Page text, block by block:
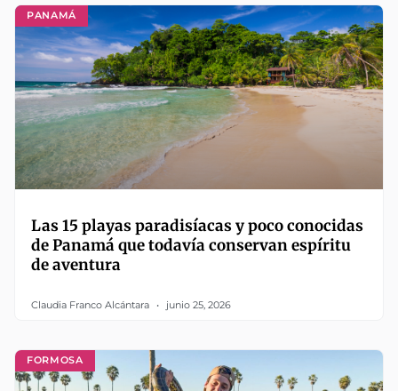
PANAMÁ
Las 15 playas paradisíacas y poco conocidas
de Panamá que todavía conservan espíritu
de aventura
Claudia Franco Alcántara junio 25, 2026
FORMOSA